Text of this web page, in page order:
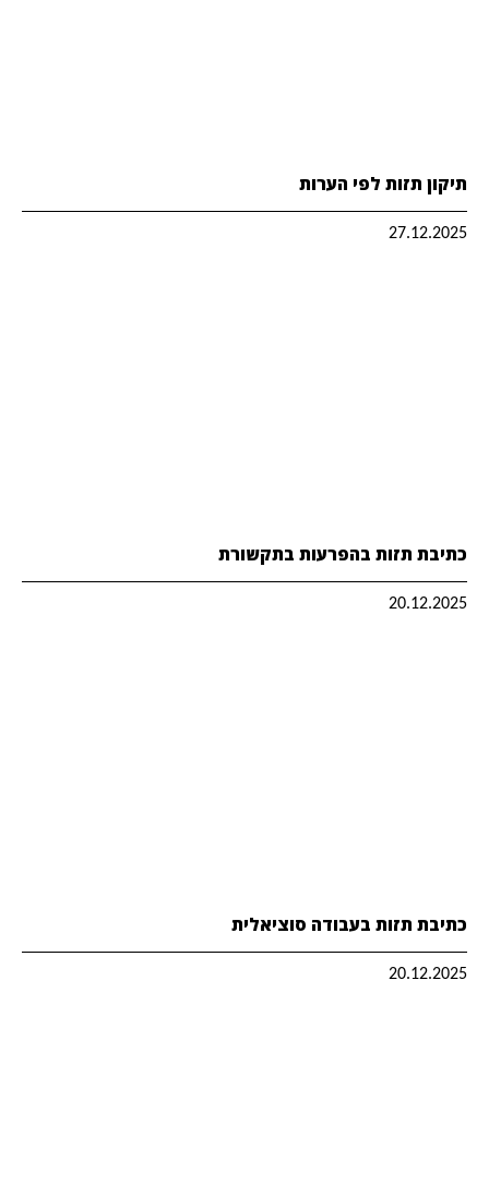
תיקון תזות לפי הערות
27.12.2025
כתיבת תזות בהפרעות בתקשורת
20.12.2025
כתיבת תזות בעבודה סוציאלית
20.12.2025